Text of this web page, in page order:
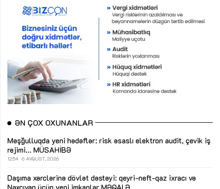
ƏN ÇOX OXUNANLAR
Məşğulluqda yeni hədəflər: risk əsaslı elektron audit, çevik iş
rejimi... MÜSAHİBƏ
12:54 6 AVQUST, 2026
Daşıma xərclərinə dövlət dəstəyi: qeyri-neft-qaz ixracı və